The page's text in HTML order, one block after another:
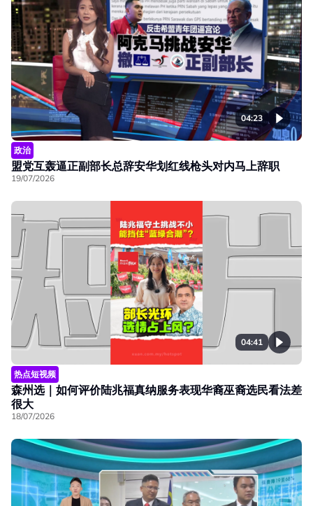
04:23
政治
盟党互轰逼正副部长总辞安华划红线枪头对内马上辞职
19/07/2026
04:41
热点短视频
森州选｜如何评价陆兆福真纳服务表现华裔巫裔选民看法差
很大
18/07/2026